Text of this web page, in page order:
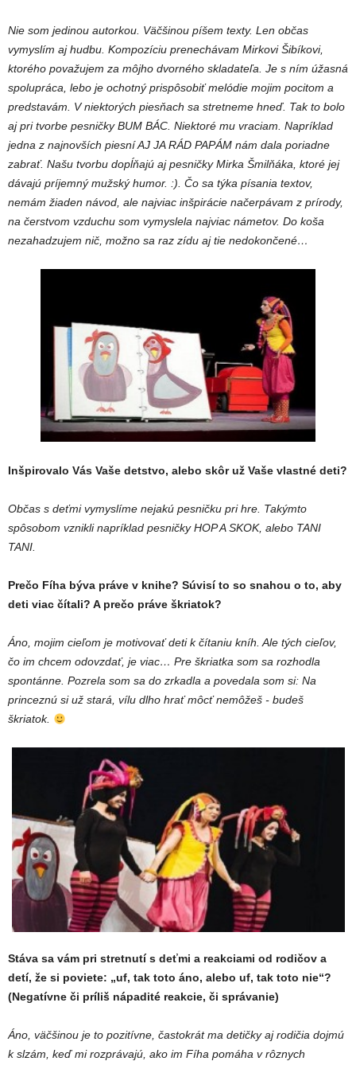
Nie som jedinou autorkou. Väčšinou píšem texty. Len občas
vymyslím aj hudbu. Kompozíciu prenechávam Mirkovi Šibíkovi,
ktorého považujem za môjho dvorného skladateľa. Je s ním úžasná
spolupráca, lebo je ochotný prispôsobiť melódie mojim pocitom a
predstavám. V niektorých piesňach sa stretneme hneď. Tak to bolo
aj pri tvorbe pesničky BUM BÁC. Niektoré mu vraciam. Napríklad
jedna z najnovších piesní AJ JA RÁD PAPÁM nám dala poriadne
zabrať. Našu tvorbu dopĺňajú aj pesničky Mirka Šmilňáka, ktoré jej
dávajú príjemný mužský humor. :). Čo sa týka písania textov,
nemám žiaden návod, ale najviac inšpirácie načerpávam z prírody,
na čerstvom vzduchu som vymyslela najviac námetov. Do koša
nezahadzujem nič, možno sa raz zídu aj tie nedokončené…
Inšpirovalo Vás Vaše detstvo, alebo skôr už Vaše vlastné deti?
Občas s deťmi vymyslíme nejakú pesničku pri hre. Takýmto
spôsobom vznikli napríklad pesničky HOP A SKOK, alebo TANI
TANI.
Prečo Fíha býva práve v knihe? Súvisí to so snahou o to, aby
deti viac čítali? A prečo práve škriatok?
Áno, mojim cieľom je motivovať deti k čítaniu kníh. Ale tých cieľov,
čo im chcem odovzdať, je viac… Pre škriatka som sa rozhodla
spontánne. Pozrela som sa do zrkadla a povedala som si: Na
princeznú si už stará, vílu dlho hrať môcť nemôžeš - budeš
škriatok.
Stáva sa vám pri stretnutí s deťmi a reakciami od rodičov a
detí, že si poviete: „uf, tak toto áno, alebo uf, tak toto nie“?
(Negatívne či príliš nápadité reakcie, či správanie)
Áno, väčšinou je to pozitívne, častokrát ma detičky aj rodičia dojmú
k slzám, keď mi rozprávajú, ako im Fíha pomáha v rôznych